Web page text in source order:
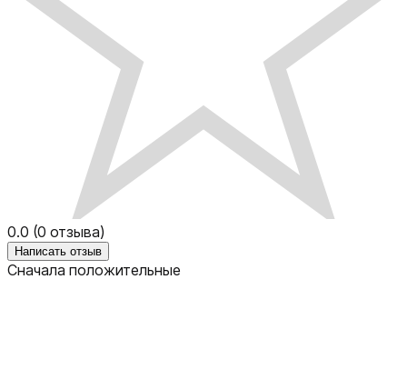
0.0 (0 отзыва)
Написать отзыв
Сначала положительные